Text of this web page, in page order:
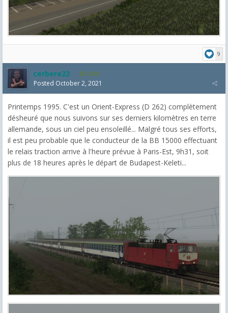
9
cerbere22 4,385
Posted October 2, 2021
Printemps 1995. C'est un Orient-Express (D 262) complètement
désheuré que nous suivons sur ses derniers kilomètres en terre
allemande, sous un ciel peu ensoleillé... Malgré tous ses efforts,
il est peu probable que le conducteur de la BB 15000 effectuant
le relais traction arrive à l'heure prévue à Paris-Est, 9h31, soit
plus de 18 heures après le départ de Budapest-Keleti...